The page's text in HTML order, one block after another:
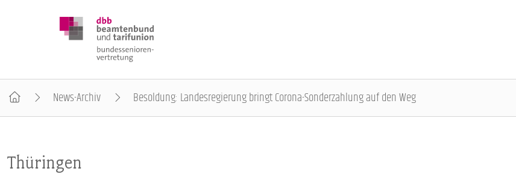
POSITIONEN
News-Archiv Besoldung: Landesregierung bringt Corona-Sonderzahlung auf den Weg
Thüringen